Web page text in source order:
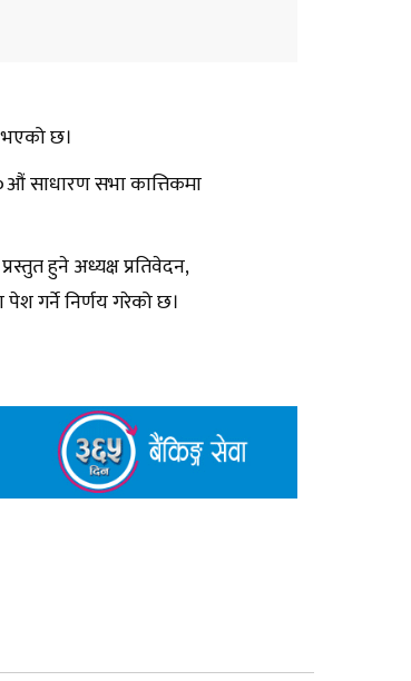
छ।
साधारण सभा कात्तिकमा
हुने अध्यक्ष प्रतिवेदन,
गर्ने निर्णय गरेको छ।